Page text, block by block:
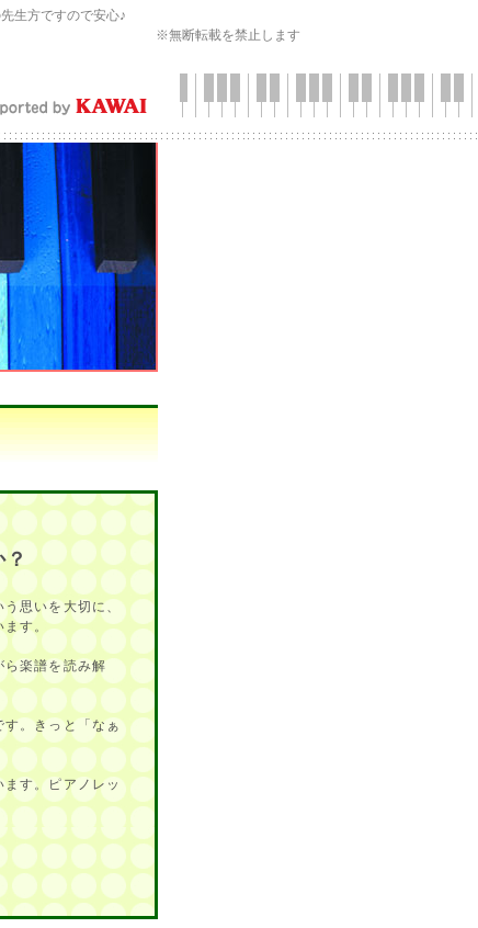
生方ですので安心♪
※無断転載を禁止します
？
思いを大切に、
ます。
楽譜を読み解
。きっと「なぁ
す。ピアノレッ